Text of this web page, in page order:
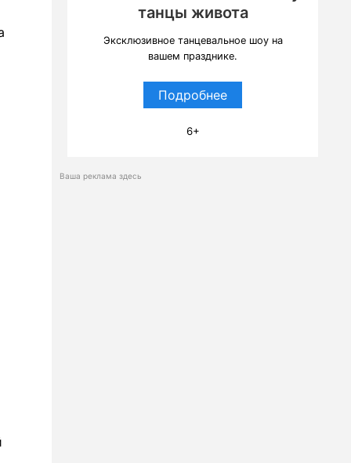
танцы живота
Эксклюзивное танцевальное шоу на
вашем празднике.
Подробнее
6+
Ваша реклама здесь